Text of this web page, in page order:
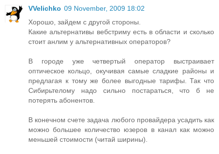
VVelichko 09 November, 2009 18:02
Хорошо, зайдем с другой стороны.
Какие альтернативы вебстриму есть в области и сколько
стоит анлим у альтернативных операторов?
В городе уже четвертый оператор выстраивает
оптическое кольцо, окучивая самые сладкие районы и
предлагая к тому же более выгодные тарифы. Так что
Сибирьтелому надо сильно постараться, что б не
потерять абонентов.
В конечном счете задача любого провайдера усадить как
можно большее количество юзеров в канал как можно
меньшей стоимости (читай ширины).